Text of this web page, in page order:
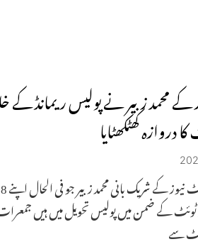
محمد زبیر نے پولیس ریمانڈ کے
دروازہ کھٹکھٹایا
ٹوئٹ کے ضمن میں پولیس تحویل میں ہیں
سے